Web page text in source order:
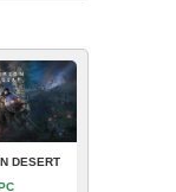
DESERT